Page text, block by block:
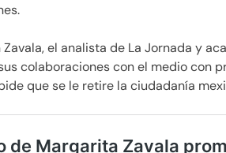
el analista de La Jornada y
colaboraciones con el medio con
que se le retire la ciudadanía